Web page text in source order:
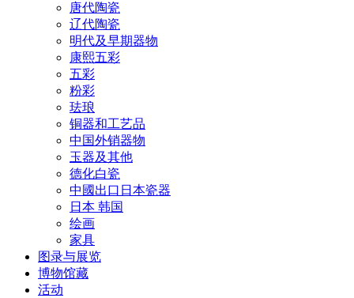
唐代陶瓷
辽代陶瓷
明代及早期器物
康熙五彩
五彩
粉彩
珐琅
铜器和工艺品
中国外销器物
玉器及其他
德化白瓷
中國出口日本瓷器
日本 韩国
绘画
家具
图录与展览
博物馆藏
活动